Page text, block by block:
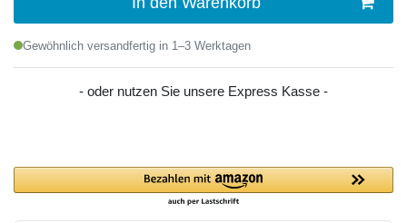
Gewöhnlich versandfertig in 1–3 Werktagen
- oder nutzen Sie unsere Express Kasse -